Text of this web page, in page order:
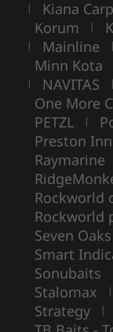
| Kiana Carp
Korum |
| Mainline |
Minn Kota
| NAVITAS |
One More
PETZL |
Preston
Raymarine
Rockworld
Rockworld
Seven Oaks
Smart
Sonubaits
Stalomax |
Strategy |